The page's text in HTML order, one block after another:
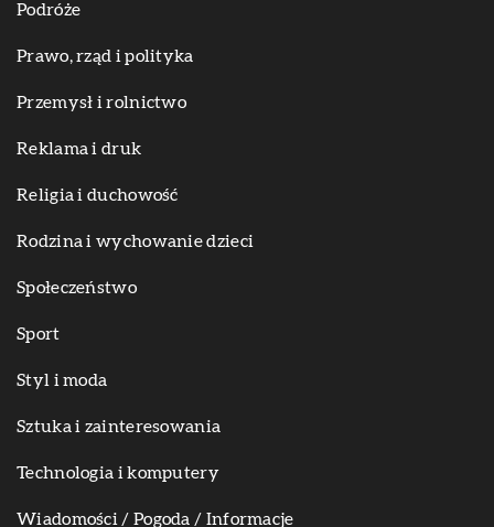
Podróże
Prawo, rząd i polityka
Przemysł i rolnictwo
Reklama i druk
Religia i duchowość
Rodzina i wychowanie dzieci
Społeczeństwo
Sport
Styl i moda
Sztuka i zainteresowania
Technologia i komputery
Wiadomości / Pogoda / Informacje